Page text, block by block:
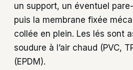
un support, un éventuel
puis la membrane fixée
collée en plein. Les lés sont
soudure à l’air chaud (PVC,
(EPDM).